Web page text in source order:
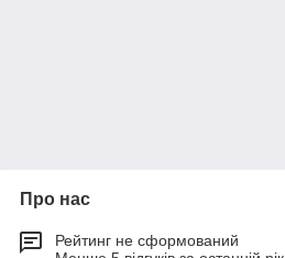
Про нас
Рейтинг не сформований